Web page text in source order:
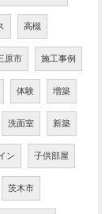
高槻
原市 施工事例
体験 増築
洗面室 新築
ン 子供部屋
茨木市